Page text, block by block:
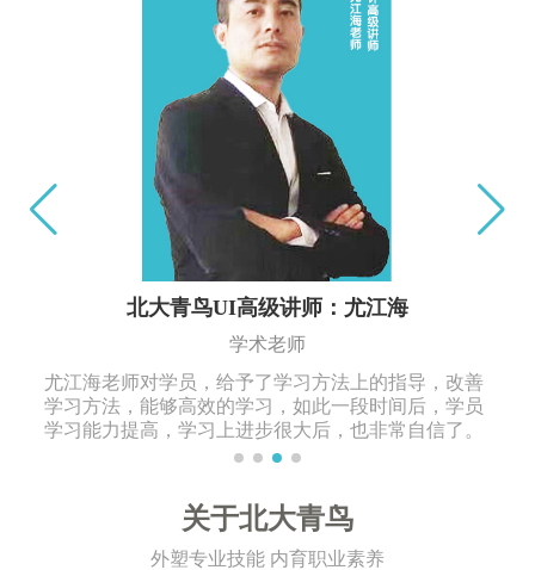
北大青鸟软件开发高级讲师：熊旭旭
学术老师
熊旭旭老师 11年软件开发经验，项目经验有云南地税
局管理系统、普交所业务系统、易风控数据中心、NS
交友网站、企易贷平台等。
关于北大青鸟
外塑专业技能 内育职业素养